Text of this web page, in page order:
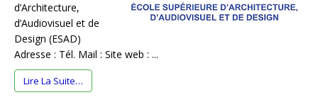
d’Architecture,
d’Audiovisuel et de
Design (ESAD)
Adresse : Tél. Mail : Site web : ...
Lire La Suite…